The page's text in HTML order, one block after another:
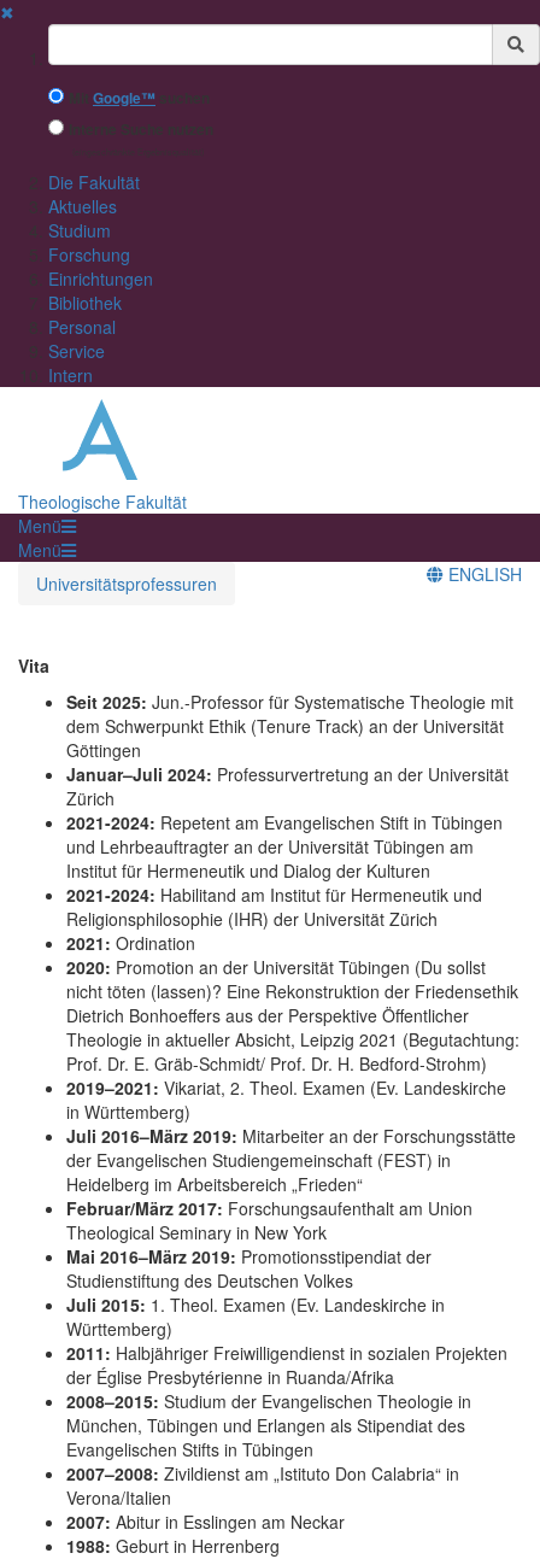
✖
Suchbegriff
Mit Google™ suchen
Interne Suche nutzen
Die Fakultät
Aktuelles
Studium
Forschung
Einrichtungen
Bibliothek
Personal
Service
Intern
Theologische Fakultät
Menü
Menü
Universitätsprofessuren
ENGLISH
Vita
Seit 2025: Jun.-Professor für Systematische Theologie mit
dem Schwerpunkt Ethik (Tenure Track) an der Universität
Göttingen
Januar–Juli 2024: Professurvertretung an der Universität
Zürich
2021-2024: Repetent am Evangelischen Stift in Tübingen
und Lehrbeauftragter an der Universität Tübingen am
Institut für Hermeneutik und Dialog der Kulturen
2021-2024: Habilitand am Institut für Hermeneutik und
Religionsphilosophie (IHR) der Universität Zürich
2021: Ordination
2020: Promotion an der Universität Tübingen (Du sollst
nicht töten (lassen)? Eine Rekonstruktion der Friedensethik
Dietrich Bonhoeffers aus der Perspektive Öffentlicher
Theologie in aktueller Absicht, Leipzig 2021 (Begutachtung:
Prof. Dr. E. Gräb-Schmidt/ Prof. Dr. H. Bedford-Strohm)
2019–2021: Vikariat, 2. Theol. Examen (Ev. Landeskirche
in Württemberg)
Juli 2016–März 2019: Mitarbeiter an der Forschungsstätte
der Evangelischen Studiengemeinschaft (FEST) in
Heidelberg im Arbeitsbereich „Frieden“
Februar/März 2017: Forschungsaufenthalt am Union
Theological Seminary in New York
Mai 2016–März 2019: Promotionsstipendiat der
Studienstiftung des Deutschen Volkes
Juli 2015: 1. Theol. Examen (Ev. Landeskirche in
Württemberg)
2011: Halbjähriger Freiwilligendienst in sozialen Projekten
der Église Presbytérienne in Ruanda/Afrika
2008–2015: Studium der Evangelischen Theologie in
München, Tübingen und Erlangen als Stipendiat des
Evangelischen Stifts in Tübingen
2007–2008: Zivildienst am „Istituto Don Calabria“ in
Verona/Italien
2007: Abitur in Esslingen am Neckar
1988: Geburt in Herrenberg